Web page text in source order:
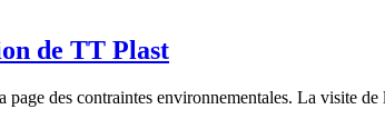
de TT Plast
page des contraintes environnementales. La visite